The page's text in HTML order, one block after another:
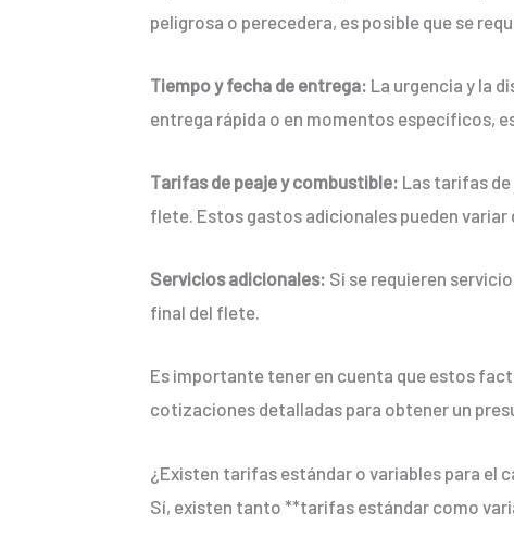
peligrosa o perecedera, es posible que se
Tiempo y fecha de entrega: La urgencia y la
entrega rápida o en momentos específicos,
Tarifas de peaje y combustible: Las tarifas
flete. Estos gastos adicionales pueden
Servicios adicionales: Si se requieren
final del flete.
Es importante tener en cuenta que estos
cotizaciones detalladas para obtener un
¿Existen tarifas estándar o variables para el
Sí, existen tanto **tarifas estándar como